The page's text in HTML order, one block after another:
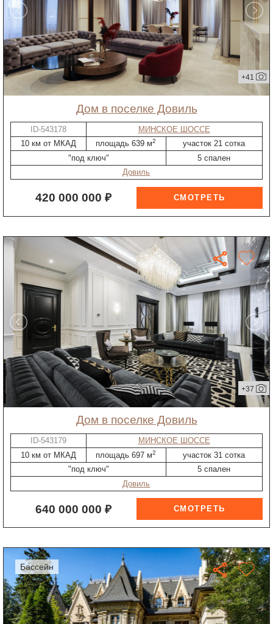
+41
дом в поселке Довиль
ID-543178
МИНСКОЕ ШОССЕ
10 км от МКАД
площадь 639 м2
участок 21 сотка
"под ключ"
5 спален
Довиль
420 000 000 ₽
+37
дом в поселке Довиль
ID-543179
МИНСКОЕ ШОССЕ
10 км от МКАД
площадь 697 м2
участок 31 сотка
"под ключ"
5 спален
Довиль
640 000 000 ₽
бассейн